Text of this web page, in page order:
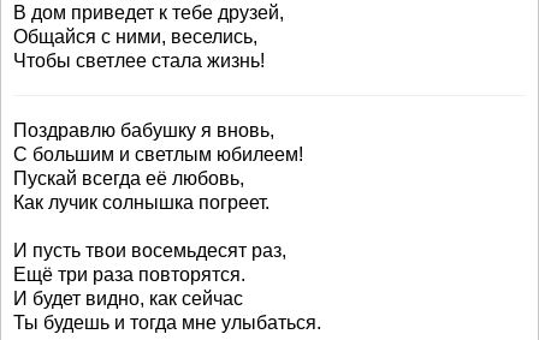
В дом приведет к тебе друзей,
Общайся с ними, веселись,
Чтобы светлее стала жизнь!
Поздравлю бабушку я вновь,
С большим и светлым юбилеем!
Пускай всегда её любовь,
Как лучик солнышка погреет.
И пусть твои восемьдесят раз,
Ещё три раза повторятся.
И будет видно, как сейчас
Ты будешь и тогда мне улыбаться.